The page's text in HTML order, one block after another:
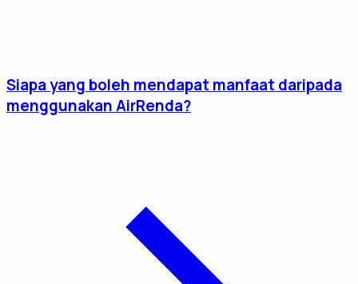
Siapa yang boleh mendapat manfaat daripada
menggunakan AirRenda?